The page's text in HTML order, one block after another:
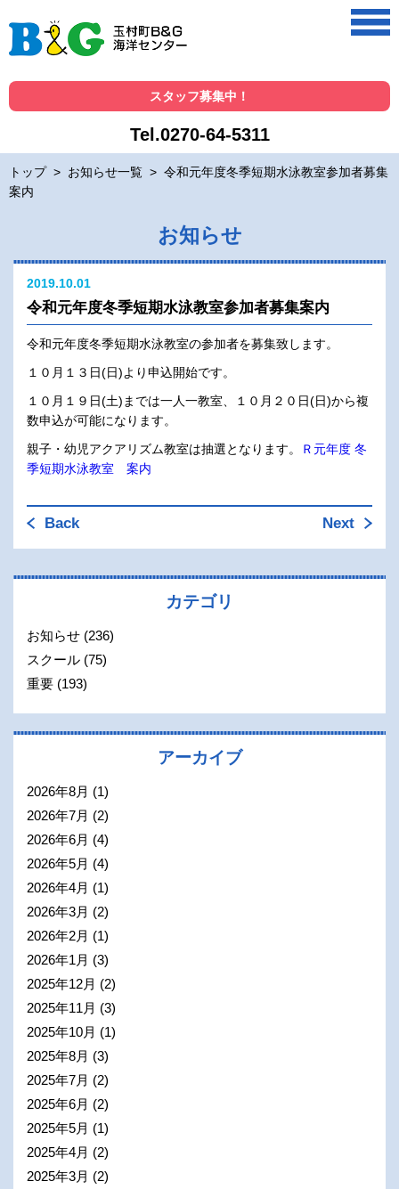
スタッフ募集中！
Tel.0270-64-5311
トップ > お知らせ一覧 > 令和元年度冬季短期水泳教室参加者募集
案内
お知らせ
2019.10.01
令和元年度冬季短期水泳教室参加者募集案内
令和元年度冬季短期水泳教室の参加者を募集致します。
１０月１３日(日)より申込開始です。
１０月１９日(土)までは一人一教室、１０月２０日(日)から複
数申込が可能になります。
親子・幼児アクアリズム教室は抽選となります。
Ｒ元年度 冬
季短期水泳教室 案内
Back Next
カテゴリ
お知らせ (236)
スクール (75)
重要 (193)
アーカイブ
2026年8月 (1)
2026年7月 (2)
2026年6月 (4)
2026年5月 (4)
2026年4月 (1)
2026年3月 (2)
2026年2月 (1)
2026年1月 (3)
2025年12月 (2)
2025年11月 (3)
2025年10月 (1)
2025年8月 (3)
2025年7月 (2)
2025年6月 (2)
2025年5月 (1)
2025年4月 (2)
2025年3月 (2)